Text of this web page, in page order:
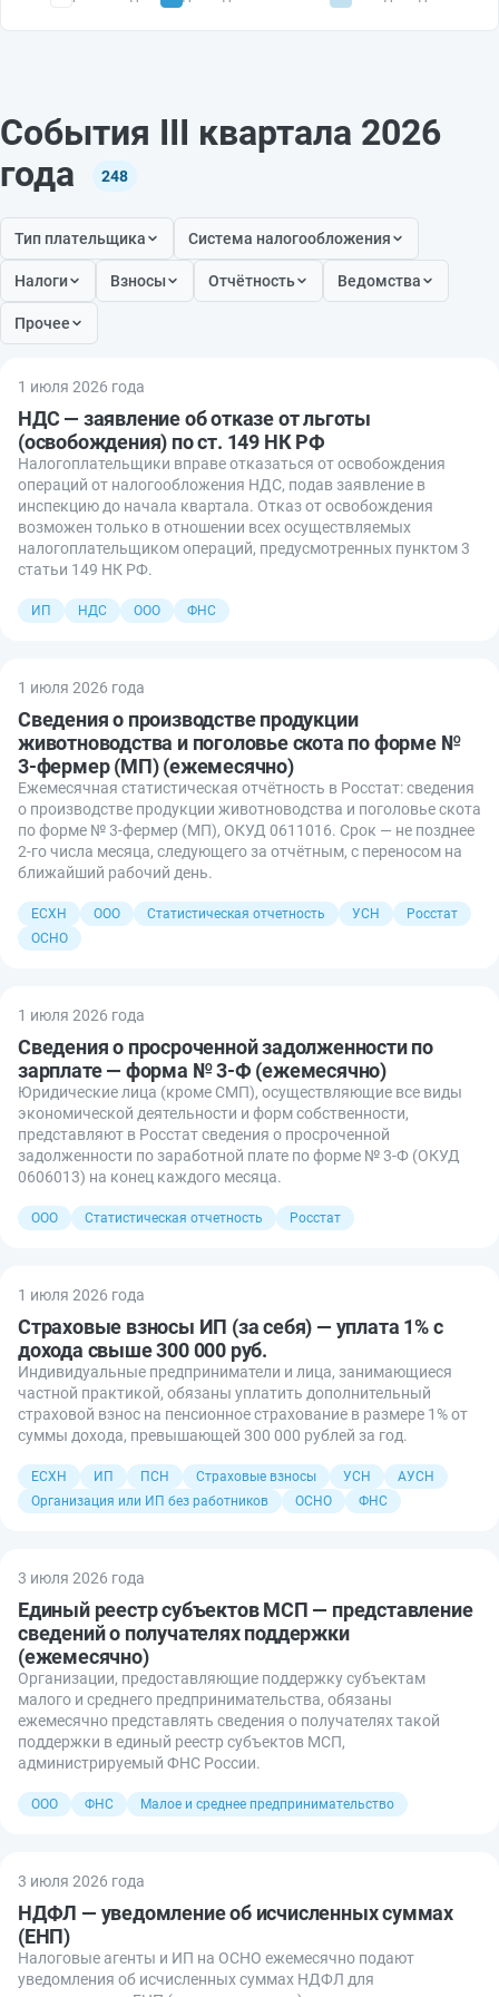
События III квартала 2026
года
248
Тип плательщика Система налогообложения
Налоги Взносы Отчётность Ведомства
Прочее
1 июля 2026 года
НДС — заявление об отказе от льготы
(освобождения) по ст. 149 НК РФ
Налогоплательщики вправе отказаться от освобождения
операций от налогообложения НДС, подав заявление в
инспекцию до начала квартала. Отказ от освобождения
возможен только в отношении всех осуществляемых
налогоплательщиком операций, предусмотренных пунктом 3
статьи 149 НК РФ.
ИП НДС ООО ФНС
1 июля 2026 года
Сведения о производстве продукции
животноводства и поголовье скота по форме №
3-фермер (МП) (ежемесячно)
Ежемесячная статистическая отчётность в Росстат: сведения
о производстве продукции животноводства и поголовье скота
по форме № 3-фермер (МП), ОКУД 0611016. Срок — не позднее
2-го числа месяца, следующего за отчётным, с переносом на
ближайший рабочий день.
ЕСХН ООО Статистическая отчетность УСН
Росстат
ОСНО
1 июля 2026 года
Сведения о просроченной задолженности по
зарплате — форма № 3-Ф (ежемесячно)
Юридические лица (кроме СМП), осуществляющие все виды
экономической деятельности и форм собственности,
представляют в Росстат сведения о просроченной
задолженности по заработной плате по форме № 3-Ф (ОКУД
0606013) на конец каждого месяца.
ООО Статистическая отчетность Росстат
1 июля 2026 года
Страховые взносы ИП (за себя) — уплата 1% с
дохода свыше 300 000 руб.
Индивидуальные предприниматели и лица, занимающиеся
частной практикой, обязаны уплатить дополнительный
страховой взнос на пенсионное страхование в размере 1% от
суммы дохода, превышающей 300 000 рублей за год.
ЕСХН ИП ПСН Страховые взносы УСН
АУСН
Организация или ИП без работников
ОСНО ФНС
3 июля 2026 года
Единый реестр субъектов МСП — представление
сведений о получателях поддержки
(ежемесячно)
Организации, предоставляющие поддержку субъектам
малого и среднего предпринимательства, обязаны
ежемесячно представлять сведения о получателях такой
поддержки в единый реестр субъектов МСП,
администрируемый ФНС России.
ООО ФНС Малое и среднее предпринимательство
3 июля 2026 года
НДФЛ — уведомление об исчисленных суммах
(ЕНП)
Налоговые агенты и ИП на ОСНО ежемесячно подают
уведомления об исчисленных суммах НДФЛ для